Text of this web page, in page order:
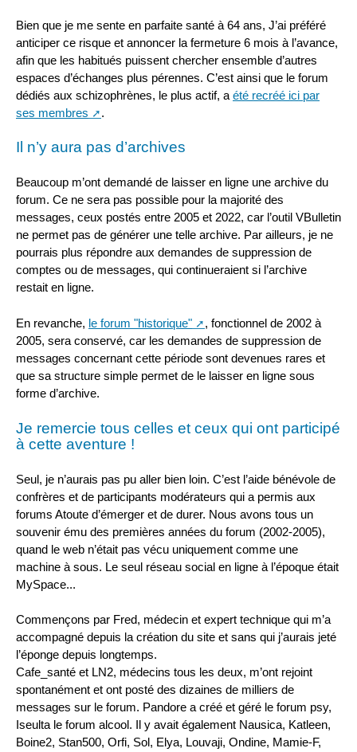
Bien que je me sente en parfaite santé à 64 ans, J’ai préféré
anticiper ce risque et annoncer la fermeture 6 mois à l’avance,
afin que les habitués puissent chercher ensemble d’autres
espaces d’échanges plus pérennes. C’est ainsi que le forum
dédiés aux schizophrènes, le plus actif, a été recréé ici par
ses membres
.
Il n’y aura pas d’archives
Beaucoup m’ont demandé de laisser en ligne une archive du
forum. Ce ne sera pas possible pour la majorité des
messages, ceux postés entre 2005 et 2022, car l’outil VBulletin
ne permet pas de générer une telle archive. Par ailleurs, je ne
pourrais plus répondre aux demandes de suppression de
comptes ou de messages, qui continueraient si l’archive
restait en ligne.
En revanche, le forum "historique"
, fonctionnel de 2002 à
2005, sera conservé, car les demandes de suppression de
messages concernant cette période sont devenues rares et
que sa structure simple permet de le laisser en ligne sous
forme d’archive.
Je remercie tous celles et ceux qui ont participé
à cette aventure !
Seul, je n’aurais pas pu aller bien loin. C’est l’aide bénévole de
confrères et de participants modérateurs qui a permis aux
forums Atoute d’émerger et de durer. Nous avons tous un
souvenir ému des premières années du forum (2002-2005),
quand le web n’était pas vécu uniquement comme une
machine à sous. Le seul réseau social en ligne à l’époque était
MySpace...
Commençons par Fred, médecin et expert technique qui m’a
accompagné depuis la création du site et sans qui j’aurais jeté
l’éponge depuis longtemps.
Cafe_santé et LN2, médecins tous les deux, m’ont rejoint
spontanément et ont posté des dizaines de milliers de
messages sur le forum. Pandore a créé et géré le forum psy,
Iseulta le forum alcool. Il y avait également Nausica, Katleen,
Boine2, Stan500, Orfi, Sol, Elya, Louvaji, Ondine, Mamie-F,